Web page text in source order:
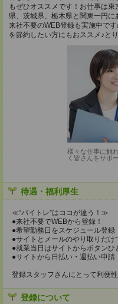
もぜひオススメです！お仕事は
県、茨城県、栃木県と関東一円に
来社不要のWEB登録も実施中で
を節約したい方にもおススメ♪と
様々な仕事に触
く皆さんをサポ
待遇・福利厚生
≪“バイトレ”はココが違う！≫
●来社不要でWEBから登録！
●希望勤務日をスケジュール登録
●サイトとメールのやり取りだけ
●就業当日はサイトからボタンひ
●サイトから日払い・週払い申請
登録スタッフさんにとって利便
登録について